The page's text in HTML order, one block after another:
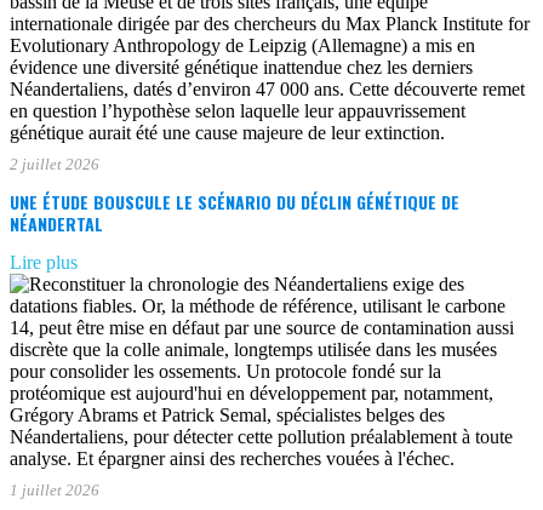
2 juillet 2026
UNE ÉTUDE BOUSCULE LE SCÉNARIO DU DÉCLIN GÉNÉTIQUE DE
NÉANDERTAL
Lire plus
1 juillet 2026